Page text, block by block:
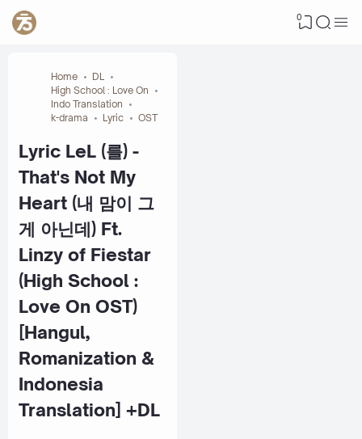
0
Home
DL
High School : Love On
Indo Translation
k-drama
Lyric OST
Lyric LeL (를) -
That's Not My
Heart (내 맘이 그
게 아닌데) Ft.
Linzy of Fiestar
(High School :
Love On OST)
[Hangul,
Romanization &
Indonesia
Translation] +DL